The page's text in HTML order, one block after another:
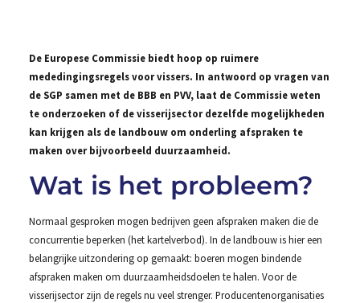
De Europese Commissie biedt hoop op ruimere
mededingingsregels voor vissers. In antwoord op vragen van
de SGP samen met de BBB en PVV, laat de Commissie weten
te onderzoeken of de visserijsector dezelfde mogelijkheden
kan krijgen als de landbouw om onderling afspraken te
maken over bijvoorbeeld duurzaamheid.
Wat is het probleem?
Normaal gesproken mogen bedrijven geen afspraken maken die de
concurrentie beperken (het kartelverbod). In de landbouw is hier een
belangrijke uitzondering op gemaakt: boeren mogen bindende
afspraken maken om duurzaamheidsdoelen te halen. Voor de
visserijsector zijn de regels nu veel strenger. Producentenorganisaties